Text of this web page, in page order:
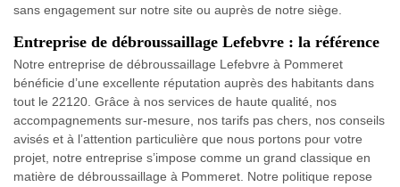
sans engagement sur notre site ou auprès de notre siège.
Entreprise de débroussaillage Lefebvre : la référence
Notre entreprise de débroussaillage Lefebvre à Pommeret
bénéficie d’une excellente réputation auprès des habitants dans
tout le 22120. Grâce à nos services de haute qualité, nos
accompagnements sur-mesure, nos tarifs pas chers, nos conseils
avisés et à l’attention particulière que nous portons pour votre
projet, notre entreprise s’impose comme un grand classique en
matière de débroussaillage à Pommeret. Notre politique repose